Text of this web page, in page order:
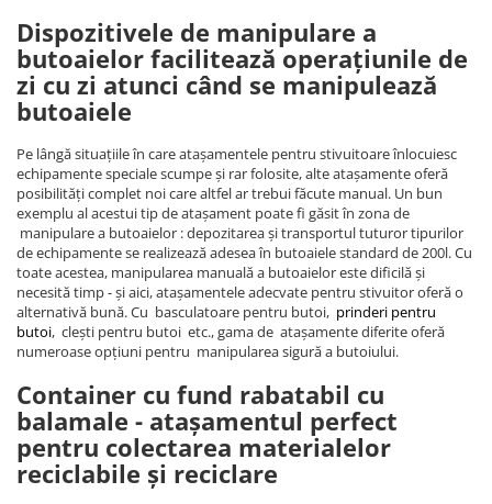
Dispozitivele de manipulare a
butoaielor facilitează operațiunile de
zi cu zi atunci când se manipulează
butoaiele
Pe lângă situațiile în care atașamentele pentru stivuitoare înlocuiesc
echipamente speciale scumpe și rar folosite, alte atașamente oferă
posibilități complet noi care altfel ar trebui făcute manual. Un bun
exemplu al acestui tip de atașament poate fi găsit în zona de
manipulare a butoaielor : depozitarea și transportul tuturor tipurilor
de echipamente se realizează adesea în butoaiele standard de 200l. Cu
toate acestea, manipularea manuală a butoaielor este dificilă și
necesită timp - și aici, atașamentele adecvate pentru stivuitor oferă o
alternativă bună. Cu basculatoare pentru butoi, prinderi pentru
butoi, clești pentru butoi etc., gama de atașamente diferite oferă
numeroase opțiuni pentru manipularea sigură a butoiului.
Container cu fund rabatabil cu
balamale - atașamentul perfect
pentru colectarea materialelor
reciclabile și reciclare